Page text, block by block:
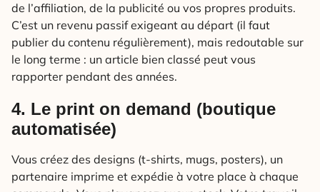
de l’affiliation, de la publicité ou vos propres produits.
C’est un revenu passif exigeant au départ (il faut
publier du contenu régulièrement), mais redoutable sur
le long terme : un article bien classé peut vous
rapporter pendant des années.
4. Le print on demand (boutique
automatisée)
Vous créez des designs (t-shirts, mugs, posters), un
partenaire imprime et expédie à votre place à chaque